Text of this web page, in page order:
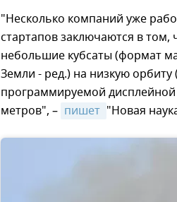
"Несколько компаний уже
стартапов заключаются в
небольшие кубсаты (формат
Земли - ред.) на низкую орбиту
программируемой
метров", – пишет "Новая